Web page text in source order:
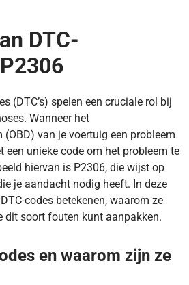
DTC-
(DTC’s) spelen een cruciale rol bij
Wanneer het
van je voertuig een probleem
een unieke code om het probleem te
hiervan is P2306, die wijst op
je aandacht nodig heeft. In deze
codes betekenen, waarom ze
dit soort fouten kunt aanpakken.
en waarom zijn ze